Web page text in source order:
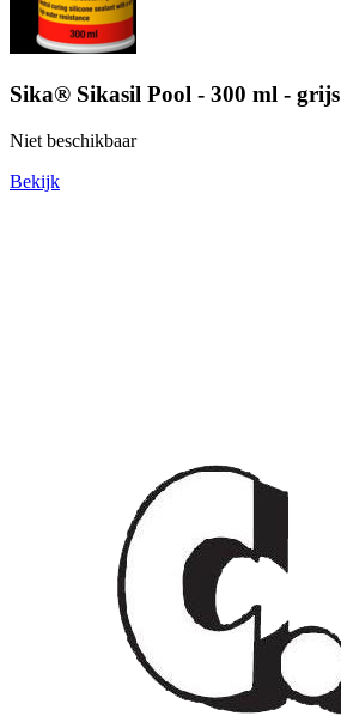
Sika® Sikasil Pool - 300 ml - grijs
Niet beschikbaar
Bekijk